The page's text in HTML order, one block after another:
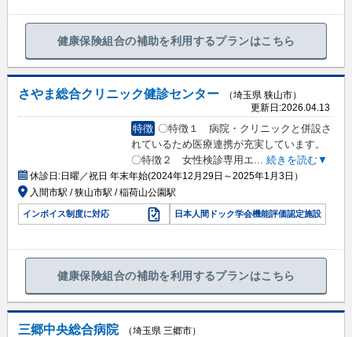
健康保険組合の補助を利用するプランはこちら
さやま総合クリニック健診センター
（埼玉県 狭山市）
更新日:2026.04.13
特徴 〇特徴１ 病院・クリニックと併設さ
れているため医療連携が充実しています。
〇特徴２ 女性検診専用エ... 続きを読む▼
休診日:日曜／祝日 年末年始(2024年12月29日～2025年1月3日）
入間市駅 / 狭山市駅 / 稲荷山公園駅
インボイス制度に対応 日本人間ドック学会機能評価認定施設
健康保険組合の補助を利用するプランはこちら
三郷中央総合病院
（埼玉県 三郷市）